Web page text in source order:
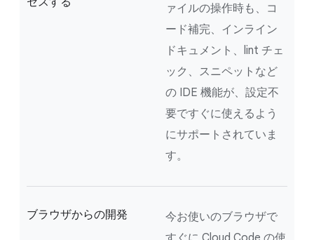
ァイルの操作時も、コ
ード補完、インライン
ドキュメント、lint チェ
ック、スニペットなど
の IDE 機能が、設定不
要ですぐに使えるよう
にサポートされていま
す。
ブラウザからの開発
今お使いのブラウザで